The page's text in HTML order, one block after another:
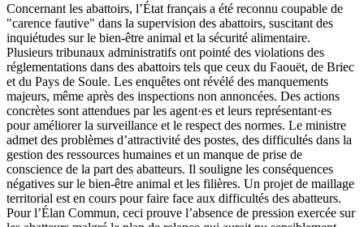
Concernant les abattoirs, l’État français a été reconnu coupable de
"carence fautive" dans la supervision des abattoirs, suscitant des
inquiétudes sur le bien-être animal et la sécurité alimentaire.
Plusieurs tribunaux administratifs ont pointé des violations des
réglementations dans des abattoirs tels que ceux du Faouët, de Briec
et du Pays de Soule. Les enquêtes ont révélé des manquements
majeurs, même après des inspections non annoncées. Des actions
concrètes sont attendues par les agent·es et leurs représentant·es
pour améliorer la surveillance et le respect des normes. Le ministre
admet des problèmes d’attractivité des postes, des difficultés dans la
gestion des ressources humaines et un manque de prise de
conscience de la part des abatteurs. Il souligne les conséquences
négatives sur le bien-être animal et les filières. Un projet de maillage
territorial est en cours pour faire face aux difficultés des abatteurs.
Pour l’Élan Commun, ceci prouve l’absence de pression exercée sur